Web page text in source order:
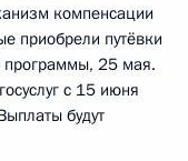
компенсации
приобрели путёвки
программы, 25 мая.
с 15 июня
будут